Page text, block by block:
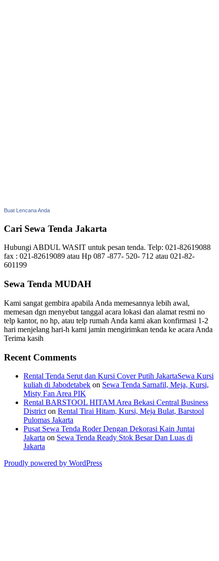
Buat Lencana Anda
Cari Sewa Tenda Jakarta
Hubungi ABDUL WASIT untuk pesan tenda. Telp: 021-82619088
fax : 021-82619089 atau Hp 087 -877- 520- 712 atau 021-82-
601199
Sewa Tenda MUDAH
Kami sangat gembira apabila Anda memesannya lebih awal,
memesan dgn menyebut tanggal acara lokasi dan alamat resmi no
telp kantor, no hp, atau telp rumah Anda kami akan konfirmasi 1-2
hari menjelang hari-h kami jamin mengirimkan tenda ke acara Anda
Terima kasih
Recent Comments
Rental Tenda Serut dan Kursi Cover Putih JakartaSewa Kursi
kuliah di Jabodetabek on Sewa Tenda Sarnafil, Meja, Kursi,
Misty Fan Area PIK
Rental BARSTOOL HITAM Area Bekasi Central Business
District on Rental Tirai Hitam, Kursi, Meja Bulat, Barstool
Pulomas Jakarta
Pusat Sewa Tenda Roder Dengan Dekorasi Kain Juntai
Jakarta on Sewa Tenda Ready Stok Besar Dan Luas di
Jakarta
Proudly powered by WordPress